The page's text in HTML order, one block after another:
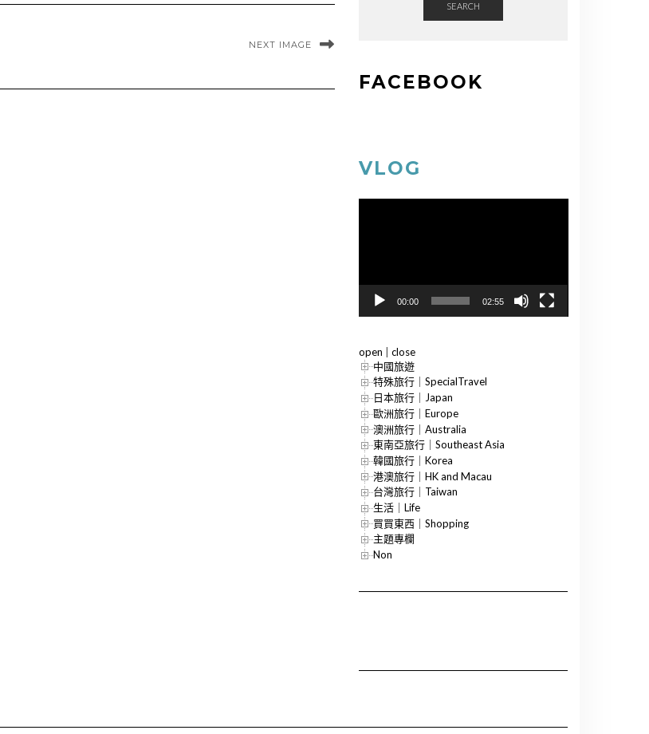
NEXT IMAGE
SEARCH
FACEBOOK
VLOG
00:00 02:55
open
close
中國旅遊
特殊旅行｜SpecialTravel
日本旅行｜Japan
歐洲旅行｜Europe
澳洲旅行｜Australia
東南亞旅行｜Southeast Asia
韓國旅行｜Korea
港澳旅行｜HK and Macau
台灣旅行｜Taiwan
生活｜Life
買買東西｜Shopping
主題專欄
Non